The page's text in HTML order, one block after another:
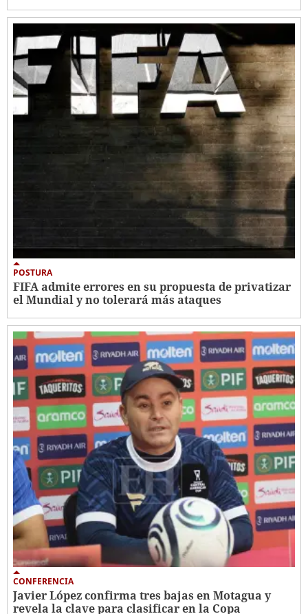
POSTURA
FIFA admite errores en su propuesta de privatizar
el Mundial y no tolerará más ataques
CONFERENCIA
Javier López confirma tres bajas en Motagua y
revela la clave para clasificar en la Copa